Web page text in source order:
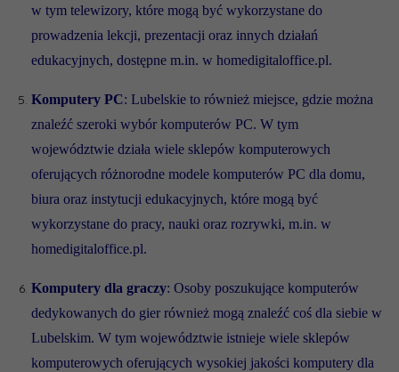
w tym telewizory, które mogą być wykorzystane do
prowadzenia lekcji, prezentacji oraz innych działań
edukacyjnych, dostępne m.in. w homedigitaloffice.pl.
Komputery PC: Lubelskie to również miejsce, gdzie można
znaleźć szeroki wybór komputerów PC. W tym
województwie działa wiele sklepów komputerowych
oferujących różnorodne modele komputerów PC dla domu,
biura oraz instytucji edukacyjnych, które mogą być
wykorzystane do pracy, nauki oraz rozrywki, m.in. w
homedigitaloffice.pl.
Komputery dla graczy: Osoby poszukujące komputerów
dedykowanych do gier również mogą znaleźć coś dla siebie w
Lubelskim. W tym województwie istnieje wiele sklepów
komputerowych oferujących wysokiej jakości komputery dla